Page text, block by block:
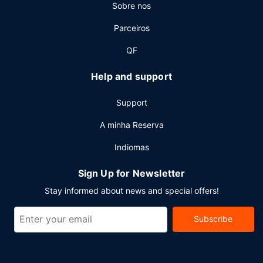
Sobre nos
Parceiros
QF
Help and support
Support
A minha Reserva
Indiomas
Sign Up for Newsletter
Stay informed about news and special offers!
Subscribe